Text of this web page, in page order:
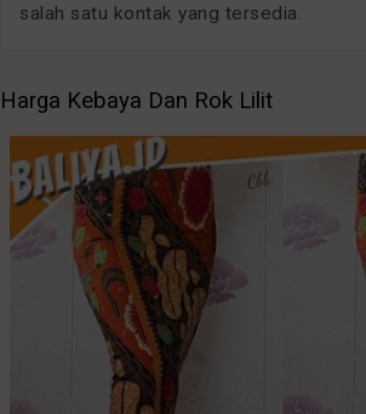
salah satu kontak yang tersedia.
Harga Kebaya Dan Rok Lilit